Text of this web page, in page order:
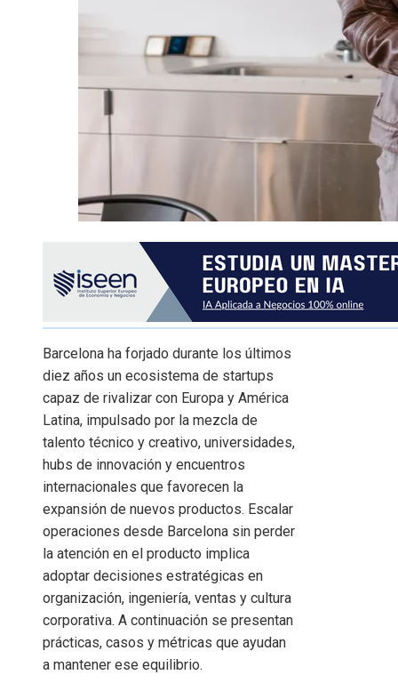
Barcelona ha forjado durante los últimos
diez años un ecosistema de startups
capaz de rivalizar con Europa y América
Latina, impulsado por la mezcla de
talento técnico y creativo, universidades,
hubs de innovación y encuentros
internacionales que favorecen la
expansión de nuevos productos. Escalar
operaciones desde Barcelona sin perder
la atención en el producto implica
adoptar decisiones estratégicas en
organización, ingeniería, ventas y cultura
corporativa. A continuación se presentan
prácticas, casos y métricas que ayudan
a mantener ese equilibrio.